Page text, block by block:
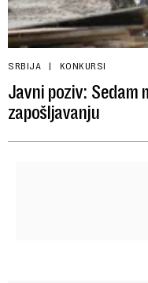
SRBIJA KONKURSI
Javni poziv: Sedam
zapošljavanju